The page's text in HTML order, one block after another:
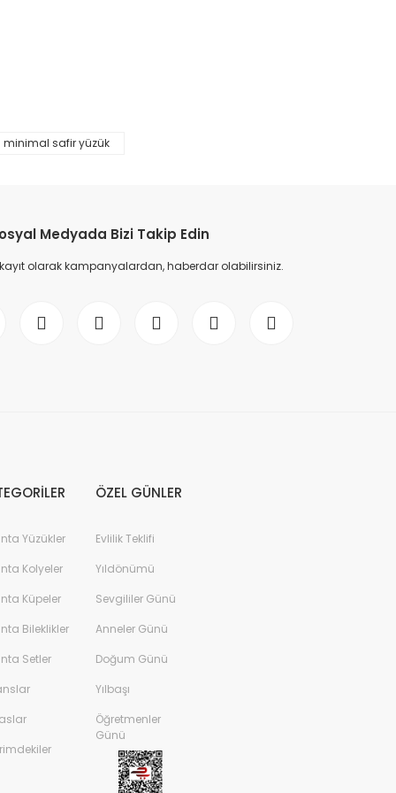
minimal safir yüzük
Medyada Bizi Takip Edin
olarak kampanyalardan, haberdar olabilirsiniz.
Yüzükler
Kolyeler
Küpeler
Bileklikler
Setler
ÖZEL GÜNLER
Evlilik Teklifi
Yıldönümü
Sevgililer Günü
Anneler Günü
Doğum Günü
Yılbaşı
Öğretmenler
Günü